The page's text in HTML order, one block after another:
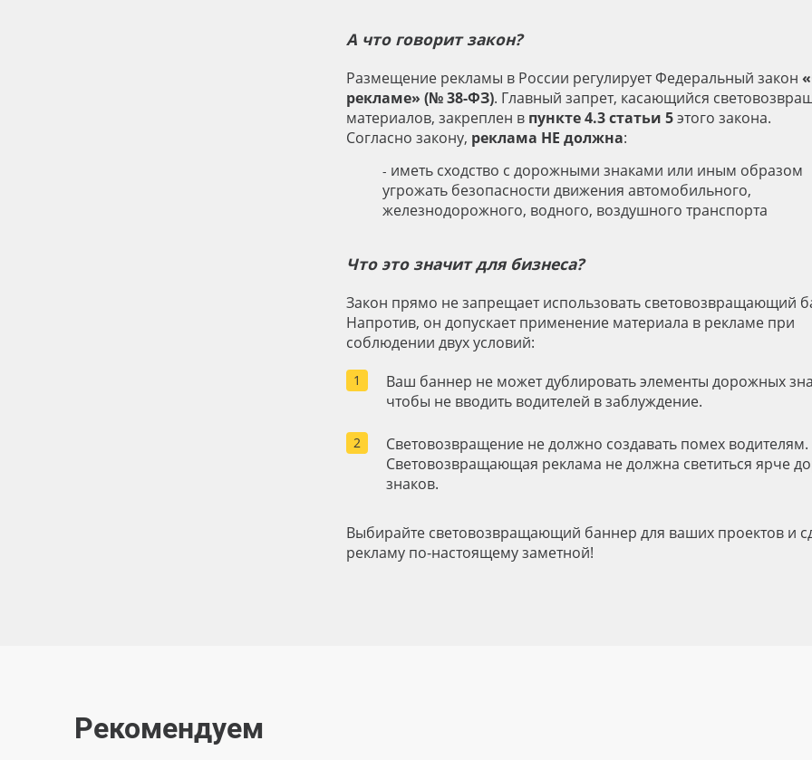
А что говорит закон?
Размещение рекламы в России регулирует Федеральный закон
рекламе» (№ 38-ФЗ). Главный запрет, касающийся
материалов, закреплен в пункте 4.3 статьи 5этого закона.
Согласно закону, реклама НЕ должна:
- иметь сходство с дорожными знаками или иным образом
угрожать безопасности движения автомобильного,
железнодорожного, водного, воздушного транспорта
Что это значит для бизнеса?
Закон прямо не запрещает использовать световозвращающий
Напротив, он допускает применение материала в рекламе при
соблюдении двух условий:
Ваш баннер не может дублировать элементы дорожных
чтобы не вводить водителей в заблуждение.
Световозвращение не должно создавать помех водителям.
Световозвращающая реклама не должна светиться ярче
знаков.
Выбирайте световозвращающий баннер для ваших проектов и
рекламу по-настоящему заметной!
Рекомендуем